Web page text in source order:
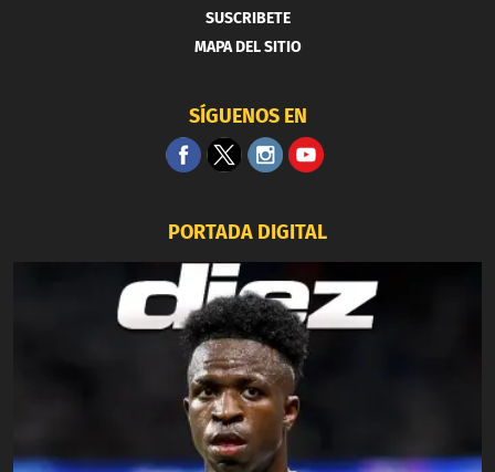
SUSCRIBETE
MAPA DEL SITIO
SÍGUENOS EN
PORTADA DIGITAL